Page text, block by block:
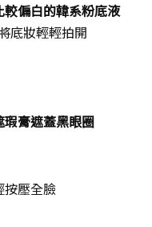
偏白的韓系粉底液
底妝輕輕拍開
膏遮蓋黑眼圈
按壓全臉